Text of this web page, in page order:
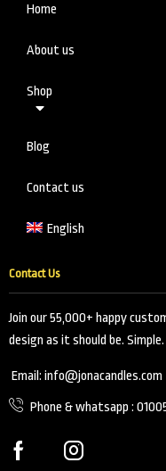
Home
About us
Shop
Blog
Contact us
English
Contact Us
Join our 55,000+ happy
design as it should be. Simple.
Email: info@jonacandles.com
Phone & whatsapp :